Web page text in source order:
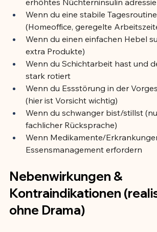
Wenn du eine stabile
(Homeoffice, geregelte
Wenn du einen einfachen Hebel
extra Produkte)
Wenn du Schichtarbeit hast und
stark rotiert
Wenn du Essstörung in der
(hier ist Vorsicht wichtig)
Wenn du schwanger bist/stillst
fachlicher Rücksprache)
Wenn Medikamente/
Essensmanagement erfordern
Nebenwirkungen &
Kontraindikationen
ohne Drama)